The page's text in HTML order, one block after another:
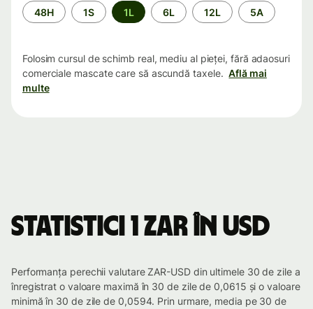
Perioada
48H 1S 1L 6L 12L 5A
Folosim cursul de schimb real, mediu al pieței, fără adaosuri
comerciale mascate care să ascundă taxele. Află mai
multe
Statistici 1 ZAR în USD
Performanța perechii valutare ZAR-USD din ultimele 30 de zile a
înregistrat o valoare maximă în 30 de zile de 0,0615 și o valoare
minimă în 30 de zile de 0,0594. Prin urmare, media pe 30 de